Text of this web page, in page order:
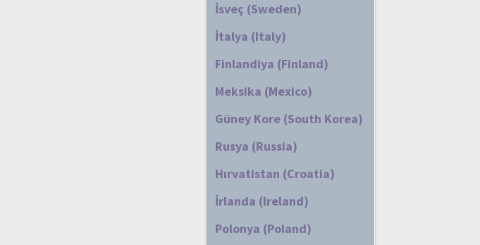
İsveç (Sweden)
İtalya (Italy)
Finlandiya (Finland)
Meksika (Mexico)
Güney Kore (South Korea)
Rusya (Russia)
Hırvatistan (Croatia)
İrlanda (Ireland)
Polonya (Poland)